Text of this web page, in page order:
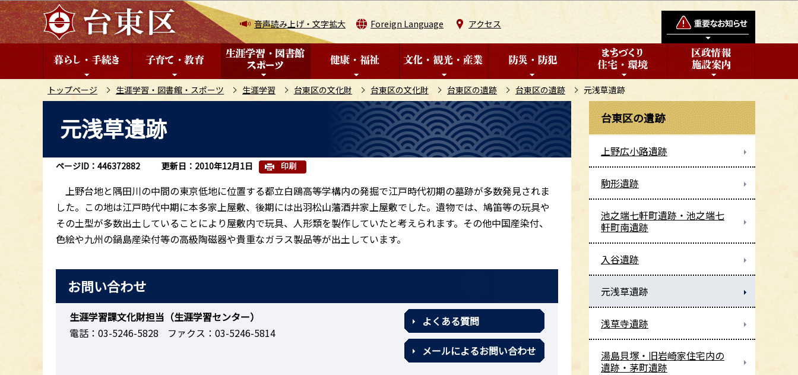
こ
の
ペ
音声読み上げ・文字拡大 Foreign Language アクセス
トップページ 生涯学習・図書館・スポーツ 生涯学習 台東区の文化財 台東区の文化財 台東区の遺跡 台東区の遺跡 元浅草遺跡
こ
元浅草遺跡
ページID：446372882 更新日：2010年12月1日 印刷
上野台地と隅田川の中間の東京低地に位置する都立白鴎高等学構内の発掘で江戸時代初期の墓跡が多数発見されま
した。この地は江戸時代中期に本多家上屋敷、後期には出羽松山藩酒井家上屋敷でした。遺物では、鳩笛等の玩具や
その土型が多数出土していることにより屋敷内で玩具、人形類を製作していたと考えられます。その他中国産染付、
色絵や九州の鍋島産染付等の高級陶磁器や貴重なガラス製品等が出土しています。
お問い合わせ
生涯学習課文化財担当（生涯学習センター）
電話：03-5246-5828
ファクス：03-5246-5814
よくある質問
メールによるお問い合わせ
台東区の遺跡
上野広小路遺跡
駒形遺跡
池之端七軒町遺跡・池之端七
軒町南遺跡
入谷遺跡
元浅草遺跡
浅草寺遺跡
湯島貝塚・旧岩崎家住宅内の
遺跡・茅町遺跡